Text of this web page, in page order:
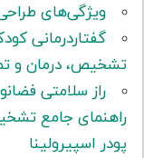
ویژگی‌های
گفتاردرمانی
تشخیص، درمان و
راز سلامتی
راهنمای جامع
پودر اسپیرولینا